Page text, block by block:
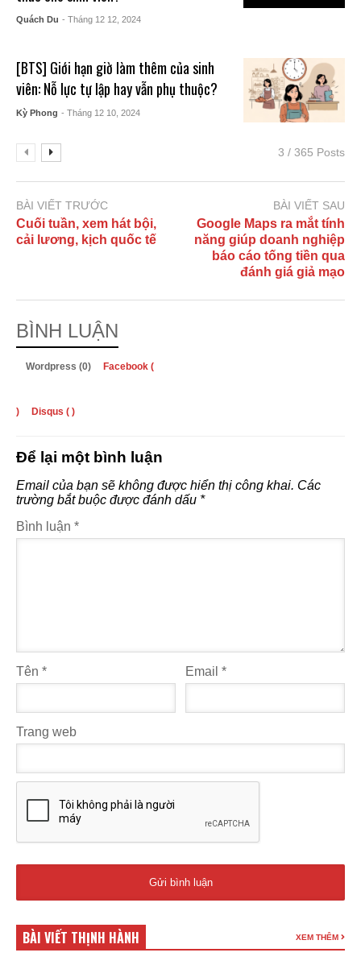
Quách Du - Tháng 12 12, 2024
[BTS] Giới hạn giờ làm thêm của sinh
viên: Nỗ lực tự lập hay vẫn phụ thuộc?
Kỳ Phong - Tháng 12 10, 2024
3 / 365 Posts
BÀI VIẾT TRƯỚC
Cuối tuần, xem hát bội,
cải lương, kịch quốc tế
BÀI VIẾT SAU
Google Maps ra mắt tính
năng giúp doanh nghiệp
báo cáo tống tiền qua
đánh giá giả mạo
BÌNH LUẬN
Wordpress (0) Facebook (
) Disqus ( )
Để lại một bình luận
Email của bạn sẽ không được hiển thị công khai. Các
trường bắt buộc được đánh dấu *
Bình luận *
Tên * Email*
Trang web
BÀI VIẾT THỊNH HÀNH XEM THÊM